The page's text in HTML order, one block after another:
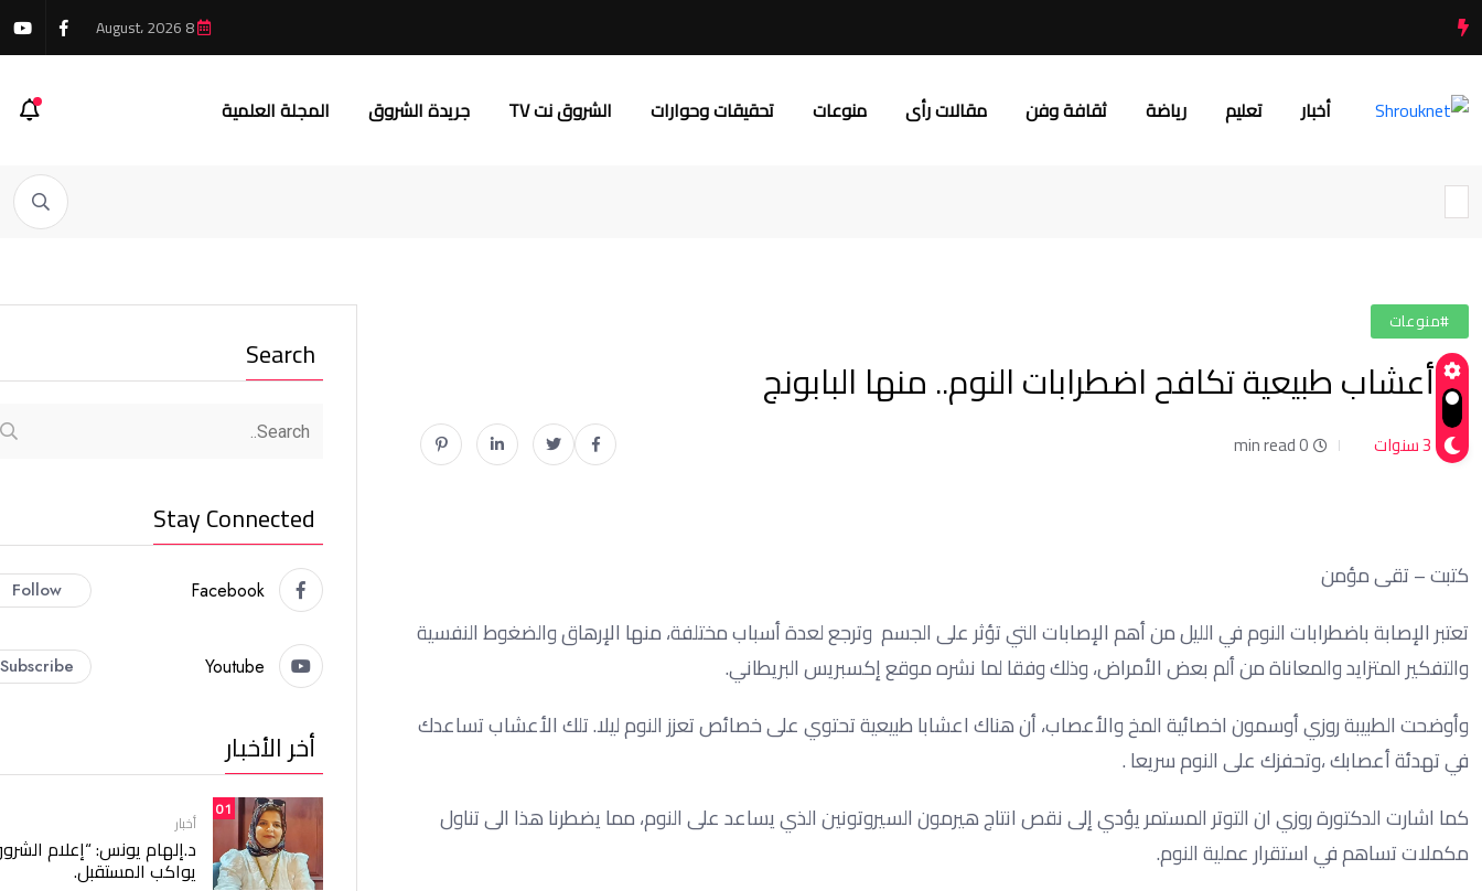
أخبار تعليم رياضة ثقافة وفن مقالات رأى منوعات تحقيقات وحوارات الشروق نت TV جريدة الشروق المجلة العلمية
#منوعات
4 أعشاب طبيعية تكافح اضطرابات النوم.. منها البابونج
3 سنوات 0 min read
كتبت – تقى مؤمن
تعتبر الإصابة باضطرابات النوم في الليل من أهم الإصابات التي تؤثر على الجسم وترجع لعدة أسباب مختلفة، منها الإرهاق والضغوط النفسية
والتفكير المتزايد والمعاناة من ألم بعض الأمراض، وذلك وفقا لما نشره موقع إكسبريس البريطاني.
وأوضحت الطبيبة روزي أوسمون اخصائية المخ والأعصاب، أن هناك اعشابا طبيعية تحتوي على خصائص تعزز النوم ليلا. تلك الأعشاب تساعدك
في تهدئة أعصابك ،وتحفزك على النوم سريعا .
كما اشارت الدكتورة روزي ان التوتر المستمر يؤدي إلى نقص انتاج هيرمون السيروتونين الذي يساعد على النوم، مما يضطرنا هذا الى تناول
مكملات تساهم في استقرار عملية النوم.
Search
Stay Connected
Facebook
Follow
Youtube
Subscribe
أخر الأخبار
01
أخبار
د.إلهام يونس: “إعلام
يواكب المستقبل.